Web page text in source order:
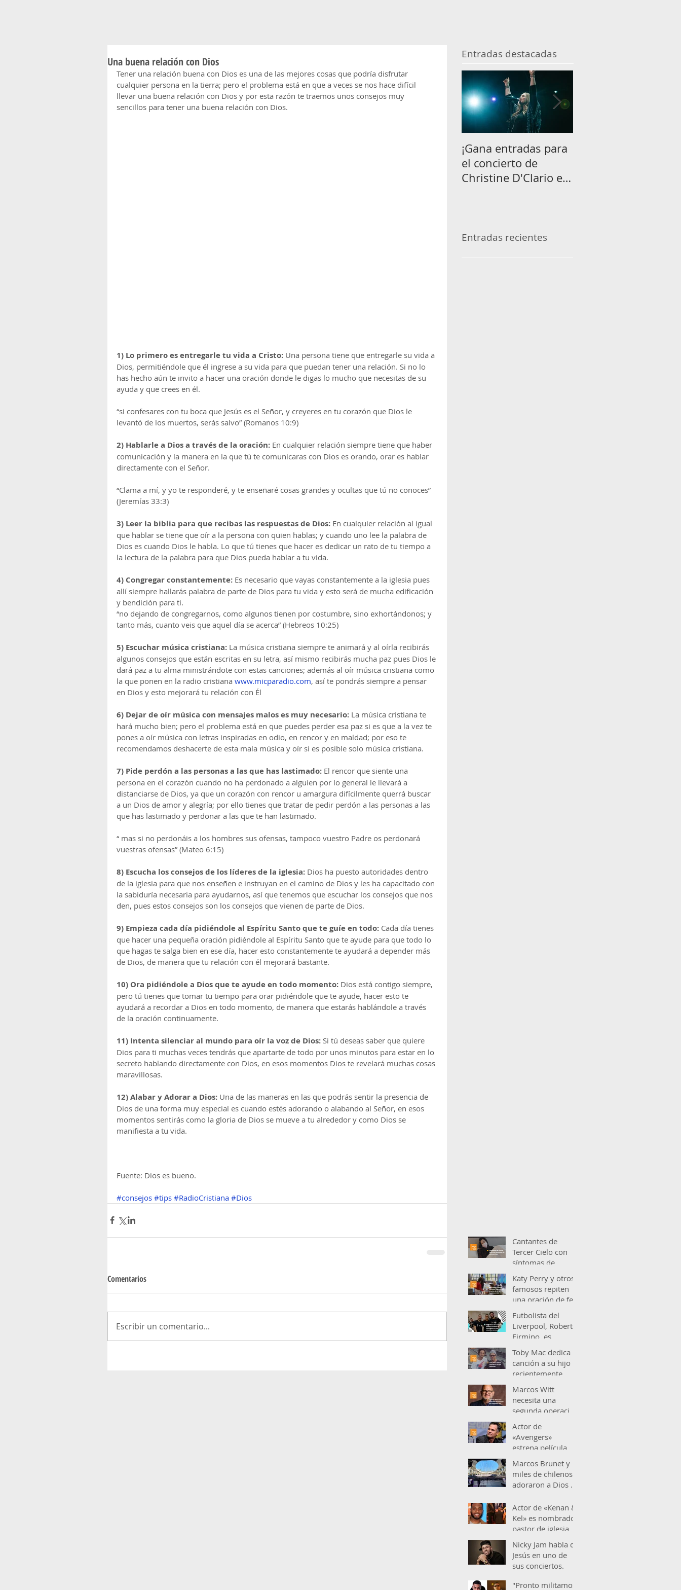
Una buena relación con Dios
Tener una relación buena con Dios es una de las mejores cosas que podría disfrutar
cualquier persona en la tierra; pero el problema está en que a veces se nos hace difícil
llevar una buena relación con Dios y por esta razón te traemos unos consejos muy
sencillos para tener una buena relación con Dios.
1) Lo primero es entregarle tu vida a Cristo: Una persona tiene que entregarle su vida a
Dios, permitiéndole que él ingrese a su vida para que puedan tener una relación. Si no lo
has hecho aún te invito a hacer una oración donde le digas lo mucho que necesitas de su
ayuda y que crees en él.
“si confesares con tu boca que Jesús es el Señor, y creyeres en tu corazón que Dios le
levantó de los muertos, serás salvo” (Romanos 10:9)
2) Hablarle a Dios a través de la oración: En cualquier relación siempre tiene que haber
comunicación y la manera en la que tú te comunicaras con Dios es orando, orar es hablar
directamente con el Señor.
“Clama a mí, y yo te responderé, y te enseñaré cosas grandes y ocultas que tú no conoces”
(Jeremías 33:3)
3) Leer la biblia para que recibas las respuestas de Dios: En cualquier relación al igual
que hablar se tiene que oír a la persona con quien hablas; y cuando uno lee la palabra de
Dios es cuando Dios le habla. Lo que tú tienes que hacer es dedicar un rato de tu tiempo a
la lectura de la palabra para que Dios pueda hablar a tu vida.
4) Congregar constantemente: Es necesario que vayas constantemente a la iglesia pues
allí siempre hallarás palabra de parte de Dios para tu vida y esto será de mucha edificación
y bendición para ti.
“no dejando de congregarnos, como algunos tienen por costumbre, sino exhortándonos; y
tanto más, cuanto veis que aquel día se acerca” (Hebreos 10:25)
5) Escuchar música cristiana: La música cristiana siempre te animará y al oírla recibirás
algunos consejos que están escritas en su letra, así mismo recibirás mucha paz pues Dios le
dará paz a tu alma ministrándote con estas canciones; además al oír música cristiana como
la que ponen en la radio cristiana www.micparadio.com, así te pondrás siempre a pensar
en Dios y esto mejorará tu relación con Él
6) Dejar de oír música con mensajes malos es muy necesario: La música cristiana te
hará mucho bien; pero el problema está en que puedes perder esa paz si es que a la vez te
pones a oír música con letras inspiradas en odio, en rencor y en maldad; por eso te
recomendamos deshacerte de esta mala música y oír si es posible solo música cristiana.
7) Pide perdón a las personas a las que has lastimado: El rencor que siente una
persona en el corazón cuando no ha perdonado a alguien por lo general le llevará a
distanciarse de Dios, ya que un corazón con rencor u amargura difícilmente querrá buscar
a un Dios de amor y alegría; por ello tienes que tratar de pedir perdón a las personas a las
que has lastimado y perdonar a las que te han lastimado.
“ mas si no perdonáis a los hombres sus ofensas, tampoco vuestro Padre os perdonará
vuestras ofensas” (Mateo 6:15)
8) Escucha los consejos de los líderes de la iglesia: Dios ha puesto autoridades dentro
de la iglesia para que nos enseñen e instruyan en el camino de Dios y les ha capacitado con
la sabiduría necesaria para ayudarnos, así que tenemos que escuchar los consejos que nos
den, pues estos consejos son los consejos que vienen de parte de Dios.
9) Empieza cada día pidiéndole al Espíritu Santo que te guíe en todo: Cada día tienes
que hacer una pequeña oración pidiéndole al Espíritu Santo que te ayude para que todo lo
que hagas te salga bien en ese día, hacer esto constantemente te ayudará a depender más
de Dios, de manera que tu relación con él mejorará bastante.
10) Ora pidiéndole a Dios que te ayude en todo momento: Dios está contigo siempre,
pero tú tienes que tomar tu tiempo para orar pidiéndole que te ayude, hacer esto te
ayudará a recordar a Dios en todo momento, de manera que estarás hablándole a través
de la oración continuamente.
11) Intenta silenciar al mundo para oír la voz de Dios: Si tú deseas saber que quiere
Dios para ti muchas veces tendrás que apartarte de todo por unos minutos para estar en lo
secreto hablando directamente con Dios, en esos momentos Dios te revelará muchas cosas
maravillosas.
12) Alabar y Adorar a Dios: Una de las maneras en las que podrás sentir la presencia de
Dios de una forma muy especial es cuando estés adorando o alabando al Señor, en esos
momentos sentirás como la gloria de Dios se mueve a tu alrededor y como Dios se
manifiesta a tu vida.
Fuente: Dios es bueno.
#consejos #tips #RadioCristiana #Dios
Comentarios
Escribir un comentario...
Entradas destacadas
¡Gana entradas para
el concierto de
Christine D'Clario en
Entradas recientes
Cantantes de
Tercer Cielo con
síntomas de
Katy Perry y otros
famosos repiten
una oración de fe
Futbolista del
Liverpool, Roberto
Firmino, es
emotiva
ceremonia
Toby Mac dedica
canción a su hijo
recientemente
Marcos Witt
necesita una
segunda operación
Actor de
«Avengers»
estrena película
papel cristiano: "La
fe me ayudó"
Marcos Brunet y
miles de chilenos
adoraron a Dios en
obteniendo
grandes resultados
en
Actor de «Kenan &
Kel» es nombrado
pastor de iglesia
tan bendecido y
agradecido
Nicky Jam habla de
Jesús en uno de
sus conciertos.
"Pronto militamos